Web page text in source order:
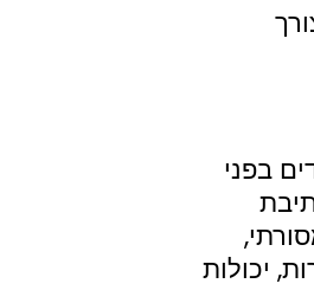
בפני
יכולות